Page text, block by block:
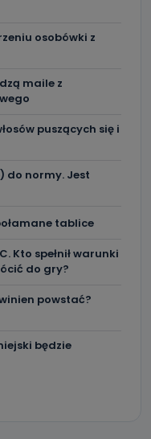
osobówki z
maile z
puszących się i
do normy. Jest
tablice
Kto spełnił warunki
do gry?
powstać?
będzie